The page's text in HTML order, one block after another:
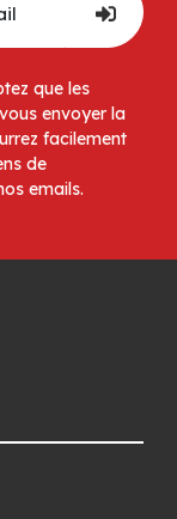
que les
envoyer la
facilement
de
emails.